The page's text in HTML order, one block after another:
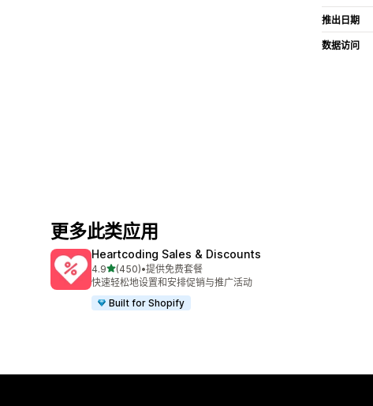
推出日期
数据访问
更多此类应用
Heartcoding Sales & Discounts
4.9星（满分 5 星）
(450)
总共 450 条评论
•提供免费套餐
快速轻松地设置和安排促销与推广活动
Built for Shopify